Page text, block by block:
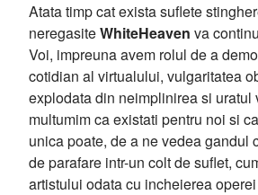
Atata timp cat exista suflete
neregasiteWhiteHeaven va
Voi, impreuna avem rolul de a
cotidian al virtualului, vulgaritatea
explodata din neimplinirea si uratul
multumim ca existati pentru noi si
unica poate, de a ne vedea gandul
de parafare intr-un colt de suflet,
artistului odata cu incheierea